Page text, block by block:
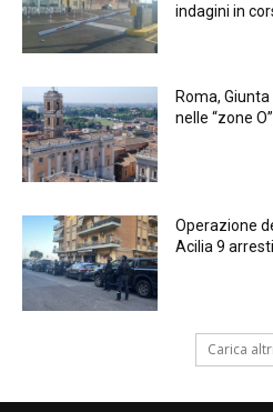
indagini in
Roma,
nelle “zone
Operazione
Acilia 9
Carica altri